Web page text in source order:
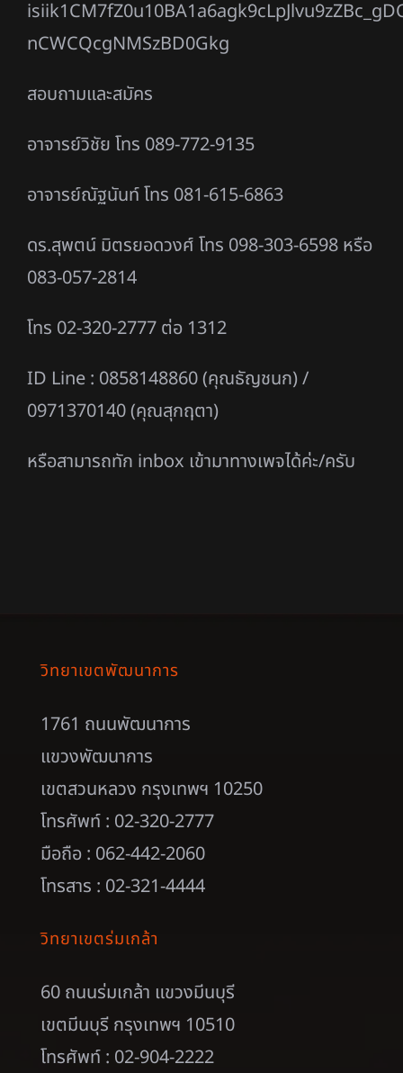
nCWCQcgNMSzBD0Gkg
สอบถามและสมัคร
อาจารย์วิชัย โทร 089-772-9135
อาจารย์ณัฐนันท์ โทร 081-615-6863
ดร.สุพตน์ มิตรยอดวงศ์ โทร 098-303-6598 หรือ
083-057-2814
โทร 02-320-2777 ต่อ 1312
ID Line : 0858148860 (คุณธัญชนก) /
0971370140 (คุณสุกฤตา)
หรือสามารถทัก inbox เข้ามาทางเพจได้ค่ะ/ครับ
วิทยาเขตพัฒนาการ
1761 ถนนพัฒนาการ
แขวงพัฒนาการ
เขตสวนหลวง กรุงเทพฯ 10250
โทรศัพท์ : 02-320-2777
มือถือ : 062-442-2060
โทรสาร : 02-321-4444
วิทยาเขตร่มเกล้า
60 ถนนร่มเกล้า แขวงมีนบุรี
เขตมีนบุรี กรุงเทพฯ 10510
โทรศัพท์ : 02-904-2222